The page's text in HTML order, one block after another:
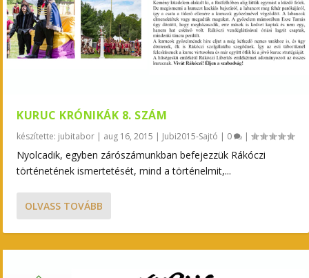
KURUC KRÓNIKÁK 8. SZÁM
készítette: jubitabor | aug 16, 2015 | Jubi2015-Sajtó | 0 |
Nyolcadik, egyben zárószámunkban befejezzük Rákóczi
történetének ismertetését, mind a történelmit,...
OLVASS TOVÁBB